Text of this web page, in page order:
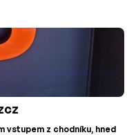
vstupem z chodníku, hned